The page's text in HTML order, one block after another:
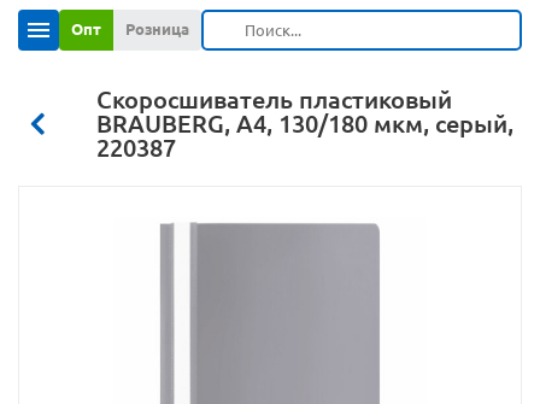
Опт Розница
Скоросшиватель пластиковый
BRAUBERG, А4, 130/180 мкм, серый,
220387